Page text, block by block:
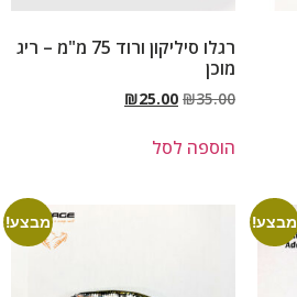
רגלו סיליקון ורוד 75 מ"מ – ריג
מוכן
₪35.00
₪25.00
הוספה לסל
מבצע! מבצע!